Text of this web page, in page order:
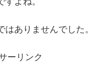
ありませんでした。
ーリンク